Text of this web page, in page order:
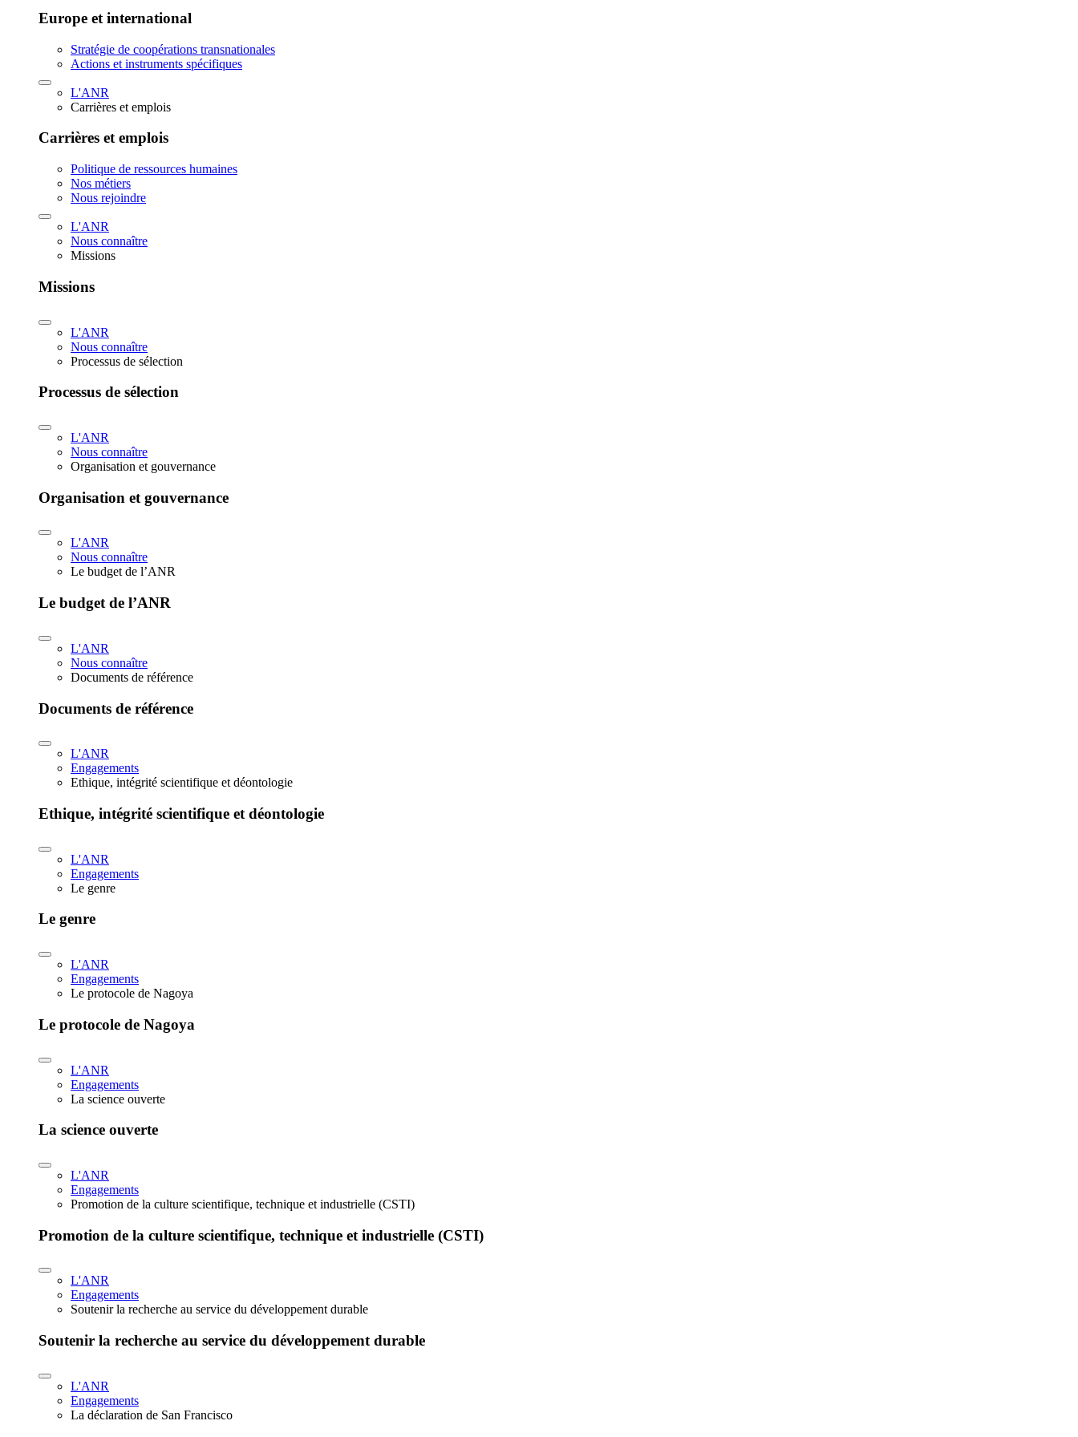
Europe et international
Stratégie de coopérations transnationales
Actions et instruments spécifiques
L'ANR
Carrières et emplois
Carrières et emplois
Politique de ressources humaines
Nos métiers
Nous rejoindre
L'ANR
Nous connaître
Missions
Missions
L'ANR
Nous connaître
Processus de sélection
Processus de sélection
L'ANR
Nous connaître
Organisation et gouvernance
Organisation et gouvernance
L'ANR
Nous connaître
Le budget de l’ANR
Le budget de l’ANR
L'ANR
Nous connaître
Documents de référence
Documents de référence
L'ANR
Engagements
Ethique, intégrité scientifique et déontologie
Ethique, intégrité scientifique et déontologie
L'ANR
Engagements
Le genre
Le genre
L'ANR
Engagements
Le protocole de Nagoya
Le protocole de Nagoya
L'ANR
Engagements
La science ouverte
La science ouverte
L'ANR
Engagements
Promotion de la culture scientifique, technique et industrielle (CSTI)
Promotion de la culture scientifique, technique et industrielle (CSTI)
L'ANR
Engagements
Soutenir la recherche au service du développement durable
Soutenir la recherche au service du développement durable
L'ANR
Engagements
La déclaration de San Francisco